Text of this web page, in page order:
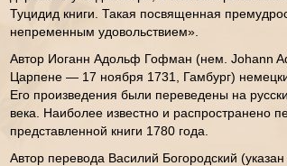
Туцидид книги. Такая посвященная
непременным удовольствием».
Автор Иоганн Адольф Гофман (нем. Johann
Царпене — 17 ноября 1731, Гамбург)
Его произведения были переведены на
века. Наиболее известно и распространено
представленной книги 1780 года.
Автор перевода Василий Богородский